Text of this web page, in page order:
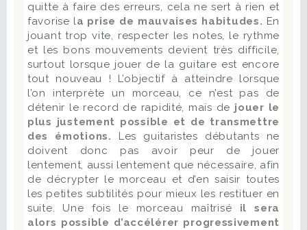
quitte à faire des erreurs, cela ne sert à rien et
favorise la prise de mauvaises habitudes. En
jouant trop vite, respecter les notes, le rythme
et les bons mouvements devient très difficile,
surtout lorsque jouer de la guitare est encore
tout nouveau ! L’objectif à atteindre lorsque
l’on interprète un morceau, ce n’est pas de
détenir le record de rapidité, mais de jouer le
plus justement possible et de transmettre
des émotions. Les guitaristes débutants ne
doivent donc pas avoir peur de jouer
lentement, aussi lentement que nécessaire, afin
de décrypter le morceau et d’en saisir toutes
les petites subtilités pour mieux les restituer en
suite. Une fois le morceau maîtrisé il sera
alors possible d’accélérer progressivement